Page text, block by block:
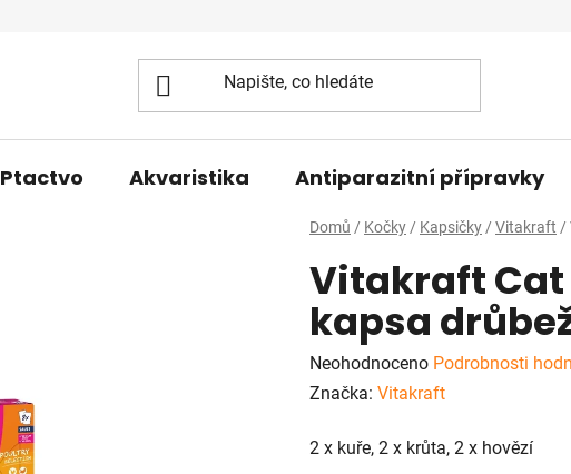
Ptactvo Akvaristika Antiparazitní přípravky
Domů / Kočky / Kapsičky / Vitakraft /
Vitakraft Cat
kapsa
Průměrné
hodnocení
je
Neohodnoceno Podrobnosti
Značka: Vitakraft
2 x kuře, 2 x krůta, 2 x hovězí